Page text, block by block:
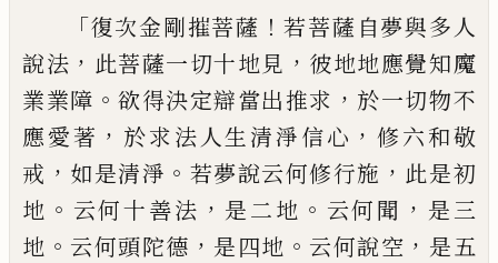
「復次金剛摧菩薩 ！若菩薩自夢與多人
說法 ， 此菩薩一切十地見 ， 彼地地應覺知魔
業業障 。欲得決定辯當出推求 ， 於一切物不
應愛著 ， 於求法人生清淨信心 ，修六和敬
戒 ， 如是清淨 。 若夢說云何修行施 ， 此是初
地 。 云何十善法 ， 是二地 。 云何聞 ， 是三
地 。 云何頭陀德 ， 是四地 。 云何說空 ， 是五